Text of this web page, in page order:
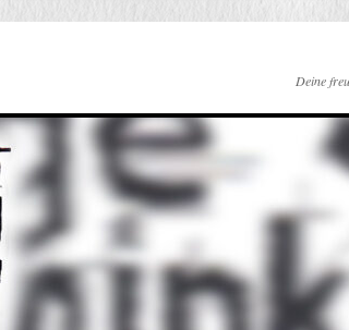
Deine